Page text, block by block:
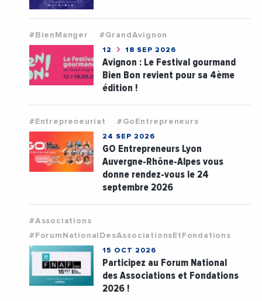
#BienManger #GrandAvignon
12 18 SEP 2026
Avignon : Le Festival gourmand
Bien Bon revient pour sa 4ème
édition !
#Entrepreneuriat #GoEntrepreneurs
24 SEP 2026
GO Entrepreneurs Lyon
Auvergne-Rhône-Alpes vous
donne rendez-vous le 24
septembre 2026
#Associations
#ForumNationalDesAssociationsEtFondations
15 OCT 2026
Participez au Forum National
des Associations et Fondations
2026 !